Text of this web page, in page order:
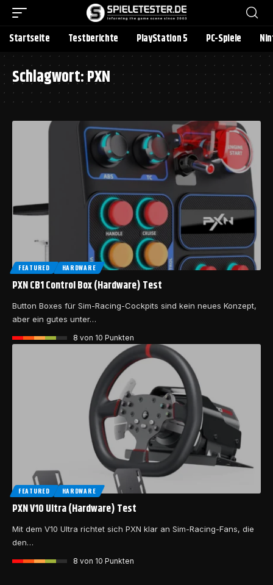
Startseite Testberichte PlayStation 5 PC-Spiele
Schlagwort:PXN
FEATURED HARDWARE
PXN CB1 Control Box (Hardware) Test
Button Boxes für Sim-Racing-Cockpits sind kein neues Konzept,
aber ein gutes unter…
8 von 10 Punkten
FEATURED HARDWARE
PXN V10 Ultra (Hardware) Test
Mit dem V10 Ultra richtet sich PXN klar an Sim-Racing-Fans, die
den…
8 von 10 Punkten